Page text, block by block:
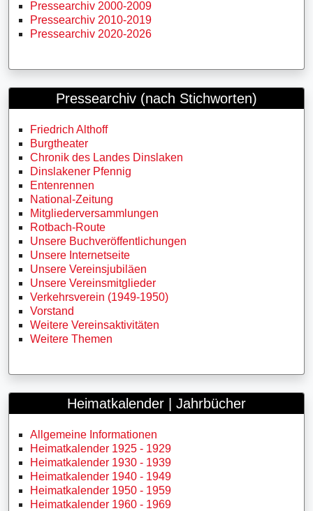
Pressearchiv 2000-2009
Pressearchiv 2010-2019
Pressearchiv 2020-2026
Pressearchiv (nach Stichworten)
Friedrich Althoff
Burgtheater
Chronik des Landes Dinslaken
Dinslakener Pfennig
Entenrennen
National-Zeitung
Mitgliederversammlungen
Rotbach-Route
Unsere Buchveröffentlichungen
Unsere Internetseite
Unsere Vereinsjubiläen
Unsere Vereinsmitglieder
Verkehrsverein (1949-1950)
Vorstand
Weitere Vereinsaktivitäten
Weitere Themen
Heimatkalender | Jahrbücher
Allgemeine Informationen
Heimatkalender 1925 - 1929
Heimatkalender 1930 - 1939
Heimatkalender 1940 - 1949
Heimatkalender 1950 - 1959
Heimatkalender 1960 - 1969